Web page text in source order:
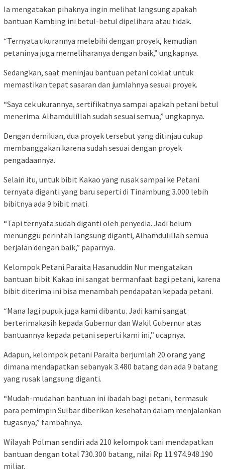
Ia mengatakan pihaknya ingin melihat langsung apakah
bantuan Kambing ini betul-betul dipelihara atau tidak.
“Ternyata ukurannya melebihi dengan proyek, kemudian
petaninya juga memeliharanya dengan baik,” ungkapnya.
Sedangkan, saat meninjau bantuan petani coklat untuk
memastikan tepat sasaran dan jumlahnya sesuai proyek.
“Saya cek ukurannya, sertifikatnya sampai apakah petani betul
menerima. Alhamdulillah sudah sesuai semua,” ungkapnya.
Dengan demikian, dua proyek tersebut yang ditinjau cukup
membanggakan karena sudah sesuai dengan proyek
pengadaannya.
Selain itu, untuk bibit Kakao yang rusak sampai ke Petani
ternyata diganti yang baru seperti di Tinambung 3.000 lebih
bibitnya ada 9 bibit mati.
“Tapi ternyata sudah diganti oleh penyedia. Jadi belum
menunggu perintah langsung diganti, Alhamdulillah semua
berjalan dengan baik,” paparnya.
Kelompok Petani Paraita Hasanuddin Nur mengatakan
bantuan bibit Kakao ini sangat bermanfaat bagi petani, karena
bibit diterima ini bisa menambah pendapatan kepada petani.
“Mana lagi pupuk juga kami dibantu. Jadi kami sangat
berterimakasih kepada Gubernur dan Wakil Gubernur atas
bantuannya kepada petani seperti kami ini,” ucapnya.
Adapun, kelompok petani Paraita berjumlah 20 orang yang
dimana mendapatkan sebanyak 3.480 batang dan ada 9 batang
yang rusak langsung diganti.
“Mudah-mudahan bantuan ini ibadah bagi petani, termasuk
para pemimpin Sulbar diberikan kesehatan dalam menjalankan
tugasnya,” tambahnya.
Wilayah Polman sendiri ada 210 kelompok tani mendapatkan
bantuan dengan total 730.300 batang, nilai Rp 11.974.948.190
miliar.